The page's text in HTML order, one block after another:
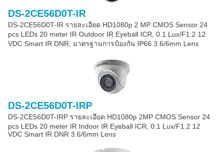
DS-2CE56D0T-IR
DS-2CE56D0T-IR รายละเอียด HD1080p 2 MP CMOS Sensor 24
pcs LEDs 20 meter IR Outdoor IR Eyeball ICR, 0.1 Lux/F1.2 12
VDC Smart IR DNR, มาตรฐานการป้องกัน IP66 3.6/6mm Lens
DS-2CE56D0T-IRP
DS-2CE56D0T-IRP รายละเอียด HD1080p 2MP CMOS Sensor 24
pcs LEDs 20 meter IR Indoor IR Eyeball ICR, 0.1 Lux/F1.2 12
VDC Smart IR DNR 3.6/6mm Lens